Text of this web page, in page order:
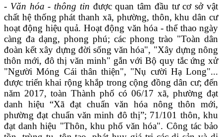
- Văn hóa - thông tin được quan tâm đầu tư cơ sở vật
chất hệ thống phát thanh xã, phường, thôn, khu dân cư
hoạt động hiệu quả. Hoạt động văn hóa - thể thao ngày
càng đa dạng, phong phú; các phong trào "Toàn dân
đoàn kết xây dựng đời sống văn hóa", "Xây dựng nông
thôn mới, đô thị văn minh" gắn với Bộ quy tắc ứng xử
"Người Móng Cái thân thiện", "Nụ cười Hạ Long"...
được triển khai rộng khắp trong cộng đồng dân cư; đến
năm 2017, toàn Thành phố có 06/17 xã, phường đạt
danh hiệu “Xã đạt chuẩn văn hóa nông thôn mới,
phường đạt chuẩn văn minh đô thị”; 71/101 thôn, khu
đạt danh hiệu "Thôn, khu phố văn hóa". Công tác bảo